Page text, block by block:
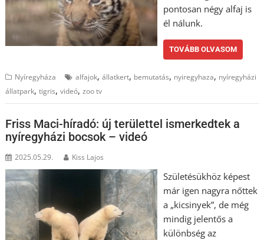
pontosan négy alfaj is
él nálunk.
TOVÁBB OLVASOM
Nyíregyháza alfajok,állatkert, bemutatás, nyiregyhaza, nyíregyházi
állatpark,tigris,videó,zoo tv
Friss Maci-híradó: új területtel ismerkedtek a
nyíregyházi bocsok – videó
2025.05.29. Kiss Lajos
Születésükhöz képest
már igen nagyra nőttek
a „kicsinyek”, de még
mindig jelentős a
különbség az